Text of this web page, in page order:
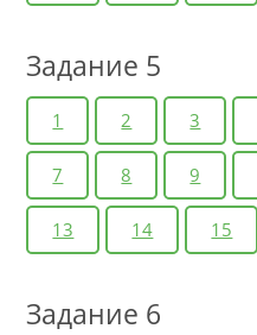
Задание 5
1 2 3
7 8 9
13 14 15
Задание 6